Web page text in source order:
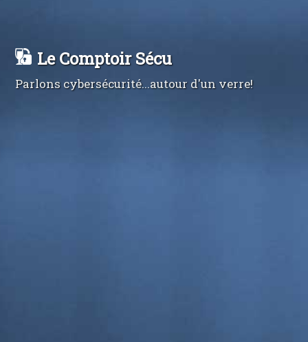
Le Comptoir Sécu
Parlons cybersécurité...autour d'un verre!